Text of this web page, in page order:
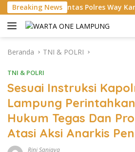
Langsung
ke
konten
Breaking News
Polres Way Kanan Bagikan
Beranda TNI & POLRI
TNI & POLRI
Sesuai Instruksi
Lampung
Hukum Tegas Dan
Atasi Aksi Anarkis
Rini Sanjaya